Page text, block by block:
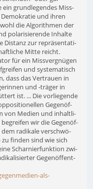
ein grund­le­gen­des Miss­
und ihren
die Algo­rith­men der
pola­ri­sie­rende Inhalte
Distanz zur reprä­sen­ta­ti­
Mitte reicht.
für ein Miss­ver­gnü­gen
und sys­te­ma­tisch
dass das Ver­trauen in
und ‑träger in
ist. ... Die vor­lie­gende
Gegen­öf­
von Medien und inhalt­li­
wir die Gegen­öf­
dem radi­kale ver­schwö­
finden sind wie sich
Schar­nier­funk­tion zwi­
Gegen­öf­fent­
als-